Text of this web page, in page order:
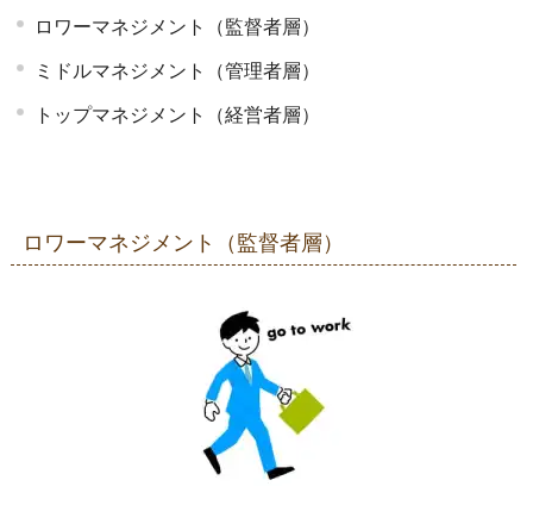
ロワーマネジメント（監督者層）
ミドルマネジメント（管理者層）
トップマネジメント（経営者層）
ロワーマネジメント（監督者層）